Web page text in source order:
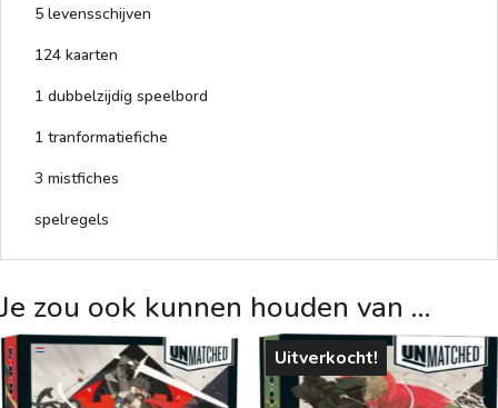
5 levensschijven
124 kaarten
1 dubbelzijdig speelbord
1 tranformatiefiche
3 mistfiches
spelregels
Je zou ook kunnen houden van …
Uitverkocht!